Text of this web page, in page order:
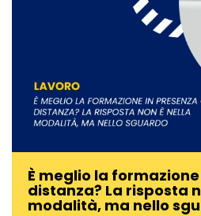
È meglio la
distanza? La risposta
modalità, ma nello